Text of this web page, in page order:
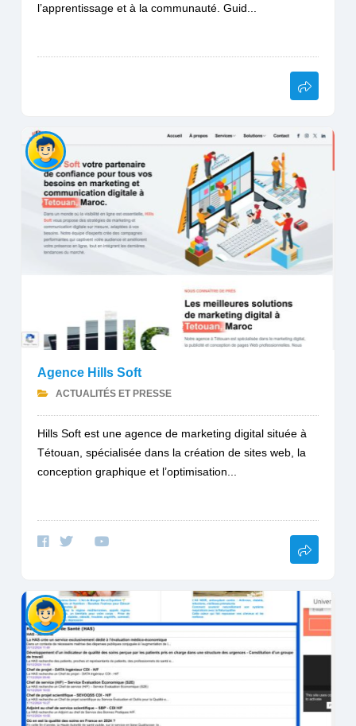
l’apprentissage et à la communauté. Guid...
Agence Hills Soft
ACTUALITÉS ET PRESSE
Hills Soft est une agence de marketing digital située à
Tétouan, spécialisée dans la création de sites web, la
conception graphique et l’optimisation...